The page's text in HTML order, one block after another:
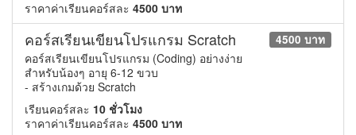
ราคาค่าเรียนคอร์สละ 4500 บาท
คอร์สเรียนเขียนโปรแกรม Scratch 4500 บาท
คอร์สเรียนเขียนโปรแกรม (Coding) อย่างง่าย
สำหรับน้องๆ อายุ 6-12 ขวบ
- สร้างเกมด้วย Scratch
เรียนคอร์สละ 10 ชั่วโมง
ราคาค่าเรียนคอร์สละ 4500 บาท